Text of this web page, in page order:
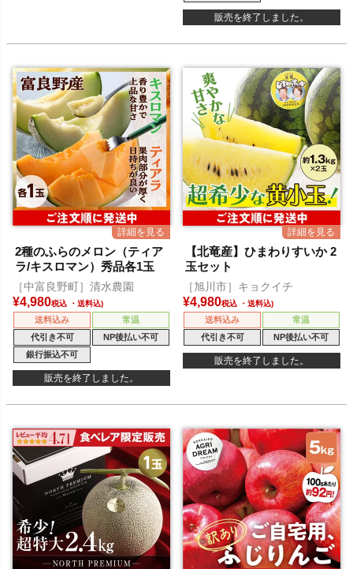
販売を終了しました。
2種のふらのメロン（ティア
ラ/キスロマン）秀品各1玉
［中富良野町］清水農園
¥4,980税込
送料込み
常温
代引き不可
NP後払い不可
銀行振込不可
販売を終了しました。
【北竜産】ひまわりすいか 2
玉セット
［旭川市］キョクイチ
¥4,980税込
送料込み
常温
代引き不可
NP後払い不可
販売を終了しました。